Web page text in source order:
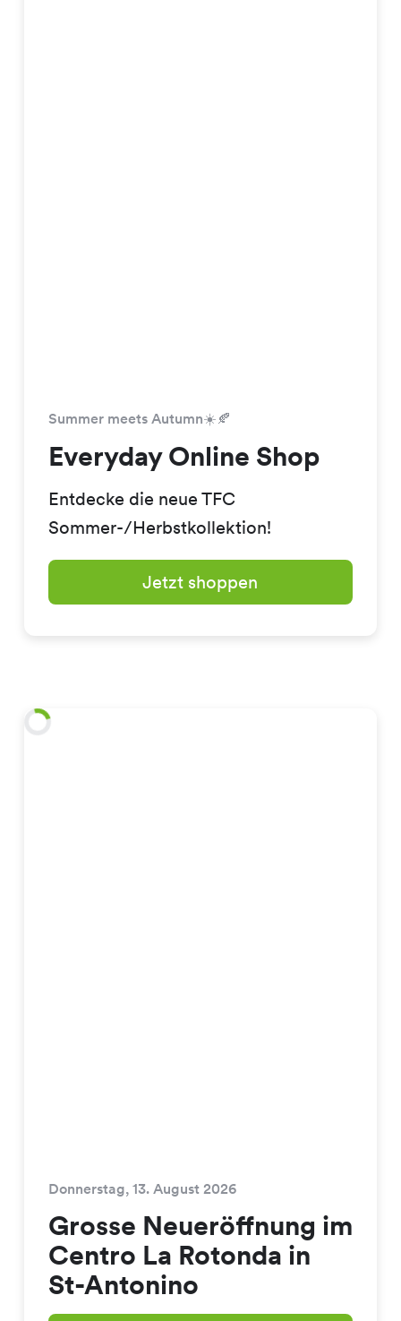
Summer meets Autumn☀️🍂
Everyday Online Shop
Entdecke die neue TFC
Sommer-/Herbstkollektion!
Jetzt shoppen
Donnerstag, 13. August 2026
Grosse Neueröffnung im
Centro La Rotonda in
St-Antonino